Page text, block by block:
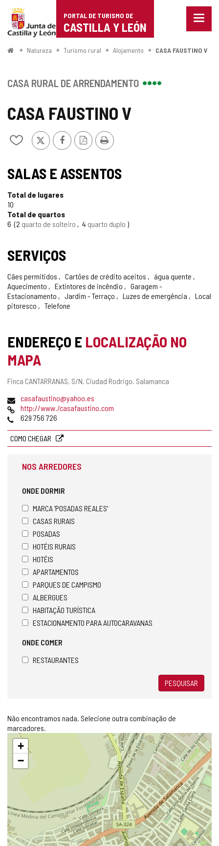
Portal
de
Turismo
Castilla
León
PORTAL DE TURISMO DE
CASTILLA Y LEÓN
Menu
ComeçoNatureza Turismo rural Alojamento CASA FAUSTINO V
CASA FAUSTINO V
Adicionar
de
meus
x FacebookVersão
PDF
Imprimir
CASA RURAL DE ARRENDAMENTO
SALAS E ASSENTOS
Total de lugares
10
Total de quartos
6 2 quarto de solteiro 4 quarto duplo
SERVIÇOS
Cães permitidos Cartões de crédito aceitos
água quente
Aquecimento
Extintores de incêndio
Garagem -
Estacionamento
Jardim - Terraço Luzes de emergência
Local
pitoresco
Telefone
ENDEREÇO E LOCALIZAÇÃO NO
MAPA
Endereço
Finca CANTARRANAS, S/N. Ciudad Rodrigo. Salamanca
Endereço
de
email
casafaustino@yahoo.es
Pagina
web
http://www./casafaustino.com
Telefones
629 756 726
COMO CHEGAR
NOS ARREDORES
ONDE DORMIR
MARCA 'POSADAS REALES'
CASAS RURAIS
POSADAS
HOTÉIS RURAIS
HOTÉIS
APARTAMENTOS
PARQUES DE CAMPISMO
ALBERGUES
HABITAÇÃO TURÍSTICA
ESTACIONAMENTO PARA AUTOCARAVANAS
ONDE COMER
RESTAURANTES
PESQUISAR
Não encontramos nada. Selecione outra combinação de
marcadores.
Pular
mapa
+
−